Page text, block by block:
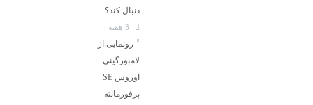
دنبال کند؟
رونمایی از
لامبورگینی
اوروس SE
پرفورمانته